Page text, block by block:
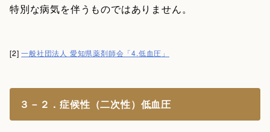
特別な病気を伴うものではありません。
[2]一般社団法人 愛知県薬剤師会「4.低血圧」
３－２．症候性（二次性）低血圧